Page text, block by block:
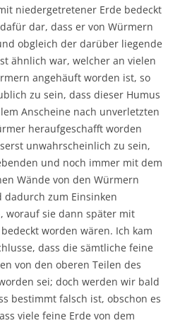
niedergetretener Erde bedeckt
dar, dass er von Würmern
obgleich der darüber liegende
ähnlich war, welcher an vielen
angehäuft worden ist, so
zu sein, dass dieser Humus
Anscheine nach unverletzten
heraufgeschafft worden
unwahrscheinlich zu sein,
und noch immer mit dem
Wände von den Würmern
zum Einsinken
worauf sie dann später mit
worden wären. Ich kam
dass die sämtliche feine
von den oberen Teilen des
sei; doch werden wir bald
bestimmt falsch ist, obschon es
viele feine Erde von dem